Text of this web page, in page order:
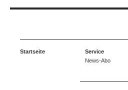
Startseite
Service
News-Abo